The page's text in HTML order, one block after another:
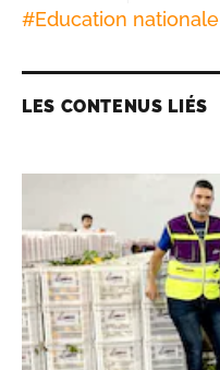
#Education nationale
LES CONTENUS LIÉS